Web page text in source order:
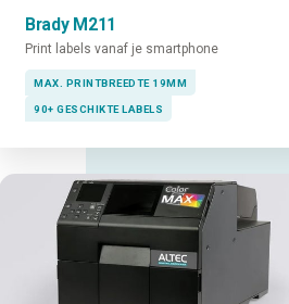
Brady M211
Print labels vanaf je smartphone
MAX. PRINTBREEDTE 19MM
90+ GESCHIKTE LABELS